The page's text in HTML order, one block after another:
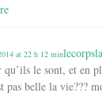
at 22 h 12 min
qu’ils le sont, et en
pas belle la vie???